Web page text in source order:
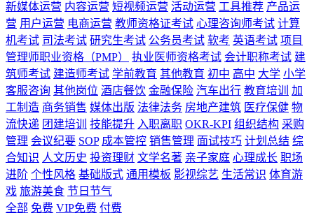
新媒体运营 内容运营 短视频运营 活动运营 工具推荐 产品运
营 用户运营 电商运营 教师资格证考试 心理咨询师考试 计算
机考试 司法考试 研究生考试 公务员考试 软考 英语考试 项目
管理师职业资格（PMP）
执业医师资格考试 会计职称考试 建
筑师考试 建造师考试 学前教育 其他教育 初中 高中 大学 小学
客服咨询 其他岗位 酒店餐饮 金融保险 汽车出行 教育培训
加
工制造 商务销售 媒体出版 法律法务 房地产建筑 医疗保健 物
流快递 团建培训 技能提升 入职离职 OKR-KPI 组织结构 采购
管理 会议纪要 SOP 成本管控 销售管理 面试技巧 计划总结 综
合知识 人文历史 投资理财 文学名著 亲子家庭 心理成长 职场
进阶 个性风格 基础版式 通用模板 影视综艺 生活常识 体育游
戏 旅游美食 节日节气
全部 免费 VIP免费 付费